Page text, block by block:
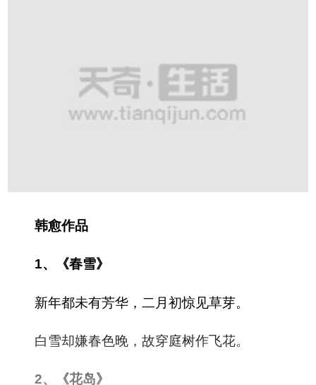
韩愈作品
1、《春雪》
新年都未有芳华，二月初惊见草芽。
白雪却嫌春色晚，故穿庭树作飞花。
2、《花岛》